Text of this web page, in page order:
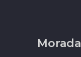
Morada